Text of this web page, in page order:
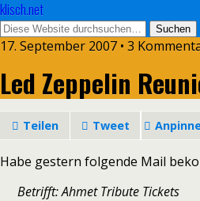
klisch.net
17. September 2007 • 3
Led Zeppelin
Teilen Tweet
Habe gestern folgende Mail
Betrifft: Ahmet Tribute Tickets